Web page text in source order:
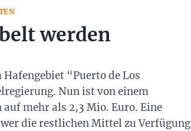
werden
“Puerto de Los
Nun ist von einem
mehr als 2,3 Mio. Euro. Eine
die restlichen Mittel zu Verfügung